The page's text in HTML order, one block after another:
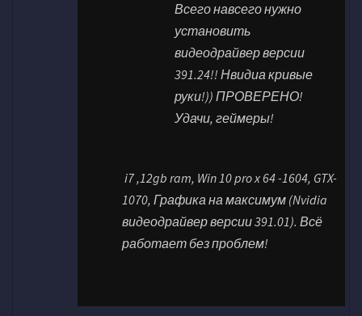
Всего навсего нужно
установить
видеодрайвер версии
391.24!! Нвидиа кривые
руки!)) ПРОВЕРЕНО!
Удачи, геймеры!
i7 ,12gb ram, Win 10 pro x 64 -1604, GTX-
1070, Графика на максимум (Nvidia
видеодрайвер версии 391.01). Всё
работает без проблем!